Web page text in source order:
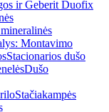
ir Geberit Duofix
Montavimo
Stacionarios dušo
Dušo
Stačiakampės